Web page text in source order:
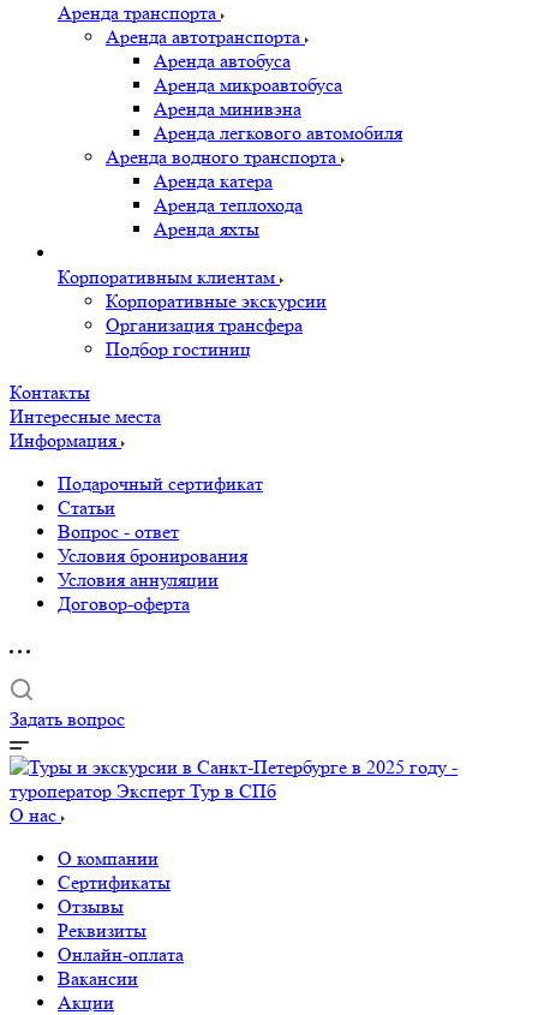
Аренда транспорта
Аренда автотранспорта
Аренда автобуса
Аренда микроавтобуса
Аренда минивэна
Аренда легкового автомобиля
Аренда водного транспорта
Аренда катера
Аренда теплохода
Аренда яхты
Корпоративным клиентам
Корпоративные экскурсии
Организация трансфера
Подбор гостиниц
Контакты
Интересные места
Информация
Подарочный сертификат
Статьи
Вопрос - ответ
Условия бронирования
Условия аннуляции
Договор-оферта
Задать вопрос
О нас
О компании
Сертификаты
Отзывы
Реквизиты
Онлайн-оплата
Вакансии
Акции